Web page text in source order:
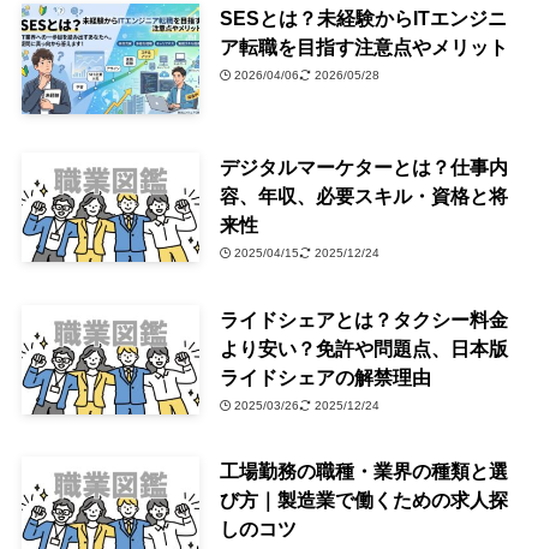
SESとは？未経験からITエンジニ
ア転職を目指す注意点やメリット
2026/04/06 2026/05/28
デジタルマーケターとは？仕事内
容、年収、必要スキル・資格と将
来性
2025/04/15 2025/12/24
ライドシェアとは？タクシー料金
より安い？免許や問題点、日本版
ライドシェアの解禁理由
2025/03/26 2025/12/24
工場勤務の職種・業界の種類と選
び方｜製造業で働くための求人探
しのコツ